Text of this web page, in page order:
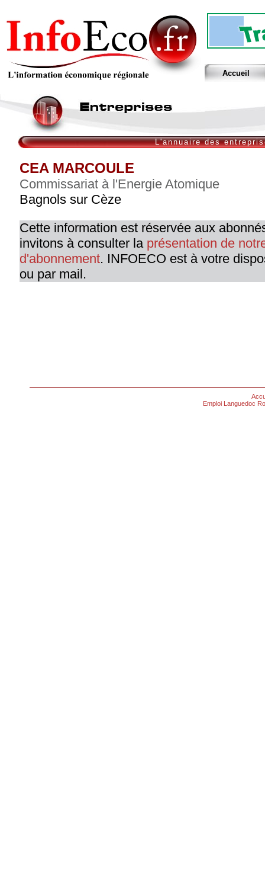
Accueil
L'annuaire des
CEA MARCOULE
Commissariat à l'Energie Atomique
Bagnols sur Cèze
Cette information est réservée aux
invitons à consulter la présentation de
d'abonnement. INFOECO est à votre
ou par mail.
Emploi Languedoc